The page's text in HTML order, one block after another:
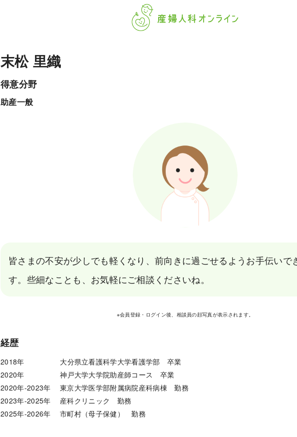
末松 里織
得意分野
助産一般
皆さまの不安が少しでも軽くなり、前向きに過ごせるようお手伝いで
す。些細なことも、お気軽にご相談くださいね。
※会員登録・ログイン後、相談員の顔写真が表示されます。
経歴
2018年　　　　　大分県立看護科学大学看護学部　卒業
2020年　　　　　神戸大学大学院助産師コース　卒業
2020年-2023年　 東京大学医学部附属病院産科病棟　勤務
2023年-2025年　 産科クリニック　勤務
2025年-2026年　 市町村（母子保健）　勤務